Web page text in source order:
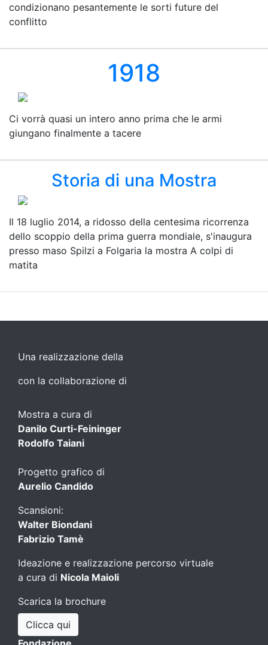
condizionano pesantemente le sorti future del
conflitto
1918
Ci vorrà quasi un intero anno prima che le armi
giungano finalmente a tacere
Storia di una Mostra
Il 18 luglio 2014, a ridosso della centesima ricorrenza
dello scoppio della prima guerra mondiale, s'inaugura
presso maso Spilzi a Folgaria la mostra A colpi di
matita
Una realizzazione della
con la collaborazione di
Mostra a cura di
Danilo Curti-Feininger
Rodolfo Taiani
Progetto grafico di
Aurelio Candido
Scansioni:
Walter Biondani
Fabrizio Tamè
Ideazione e realizzazione percorso virtuale
a cura di Nicola Maioli
Scarica la brochure
Clicca qui